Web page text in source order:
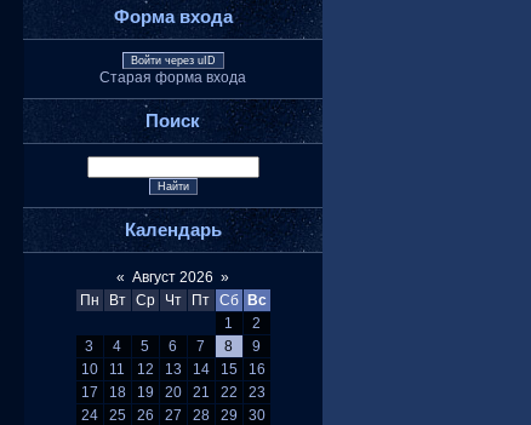
Форма входа
Войти через uID
Старая форма входа
Поиск
Календарь
« Август 2026 »
Пн
Вт Ср Чт Пт Сб
Вс
1
2
3
4 5 6 7 8
9
10
11 12 13 14 15
16
17
18 19 20 21 22
23
24
25 26 27 28 29
30